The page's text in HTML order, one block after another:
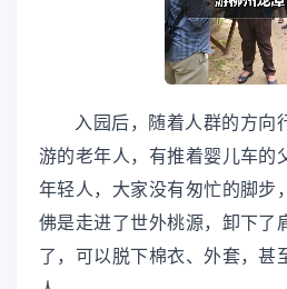
入园后，随着人群的方向
游的老年人，有推着婴儿车的
年轻人，大家没有匆忙的脚步
佛是走进了世外桃源，卸下了
了，可以脱下棉衣、外套，甚